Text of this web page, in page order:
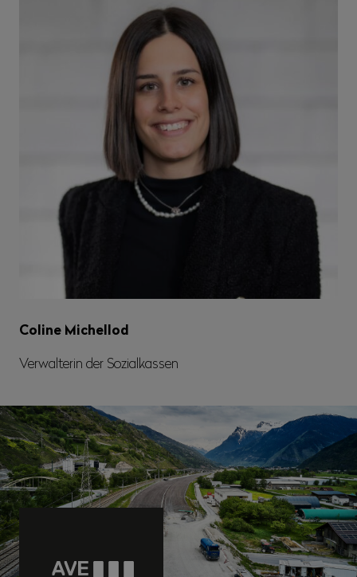
Coline Michellod
Verwalterin der Sozialkassen